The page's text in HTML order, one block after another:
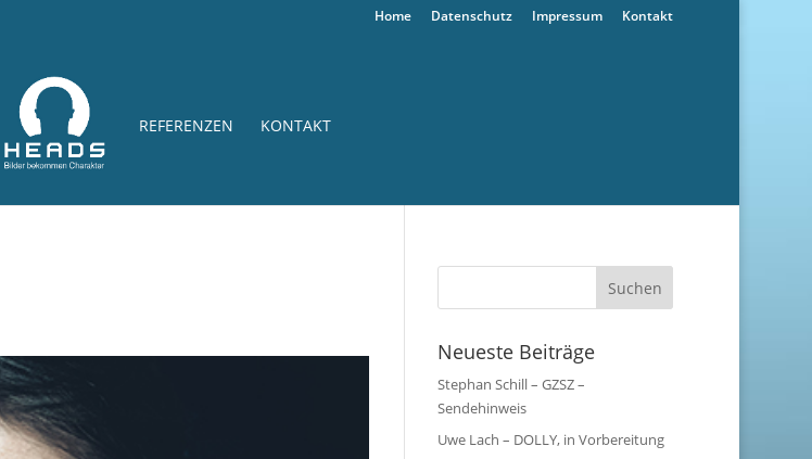
Home Datenschutz Impressum Kontakt
REFERENZEN KONTAKT
Neueste Beiträge
Stephan Schill – GZSZ –
Sendehinweis
Uwe Lach – DOLLY, in Vorbereitung